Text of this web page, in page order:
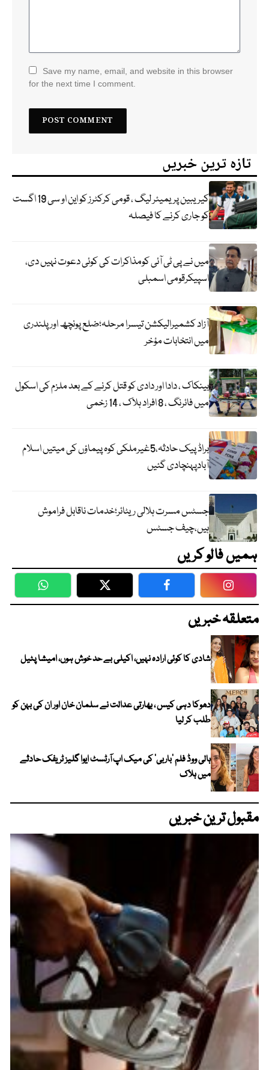
Save my name, email, and website in this browser
for the next time I comment.
تازہ ترین خبریں
کیریبین پریمیئر لیگ ، قومی کرکٹرز کو این او سی 19 اگست
کو جاری کرنے کا فیصلہ
میں نے پی ٹی آئی کومذاکرات کی کوئی دعوت نہیں دی،
اسپیکرقومی اسمبلی
آزاد کشمیرالیکشن تیسرا مرحلہ؛ضلع پونچھ اور پلندری
میں انتخابات مؤخر
بینکاک ، دادا اور دادی کو قتل کرنے کے بعد ملزم کی اسکول
میں فائرنگ ، 8 افراد ہلاک ، 14 زخمی
براڈ پیک حادثہ،5غیرملکی کوہ پیماؤں کی میتیں اسلام
آبادپہنچادی گئیں
جسٹس مسرت ہلالی ریٹائر؛خدمات ناقابل فراموش
ہیں،چیف جسٹس
ہمیں فالو کریں
WhatsApp Twitter Facebook
متعلقہ خبریں
شادی کا کوئی ارادہ نہیں، اکیلی بے حد خوش ہوں، امیشا پٹیل
دھوکا دہی کیس ، بھارتی عدالت نے سلمان خان اور ان کی بہن کو
طلب کر لیا
ہالی ووڈ فلم ’باربی‘ کی میک اپ آرٹسٹ ایوا گلیز ٹریفک حادثے
میں ہلاک
مقبول ترین خبریں